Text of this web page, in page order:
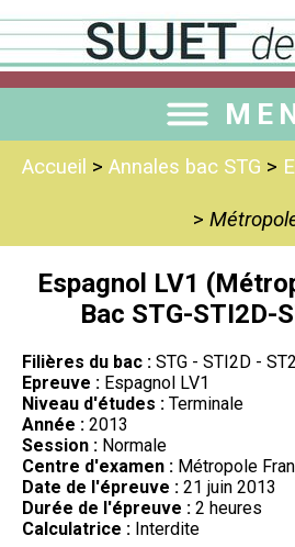
Accueil > Annales bac STG >
>
Espagnol LV1
Bac STG-STI2D-
Filières du bac : STG - STI2D -
Epreuve : Espagnol LV1
Niveau d'études : Terminale
Année : 2013
Session : Normale
Centre d'examen : Métropole
Date de l'épreuve : 21 juin 2013
Durée de l'épreuve : 2 heures
Calculatrice : Interdite